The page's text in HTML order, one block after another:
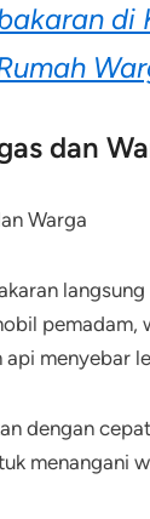
di
dan
pemadam,
menyebar
dengan
menangani